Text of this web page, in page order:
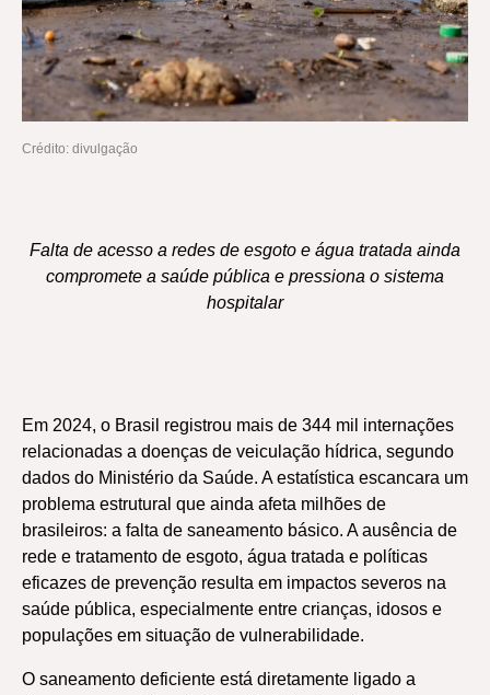
Crédito: divulgação
Falta de acesso a redes de esgoto e água tratada ainda
compromete a saúde pública e pressiona o sistema
hospitalar
Em 2024, o Brasil registrou mais de 344 mil internações
relacionadas a doenças de veiculação hídrica, segundo
dados do Ministério da Saúde. A estatística escancara um
problema estrutural que ainda afeta milhões de
brasileiros: a falta de saneamento básico. A ausência de
rede e tratamento de esgoto, água tratada e políticas
eficazes de prevenção resulta em impactos severos na
saúde pública, especialmente entre crianças, idosos e
populações em situação de vulnerabilidade.
O saneamento deficiente está diretamente ligado a